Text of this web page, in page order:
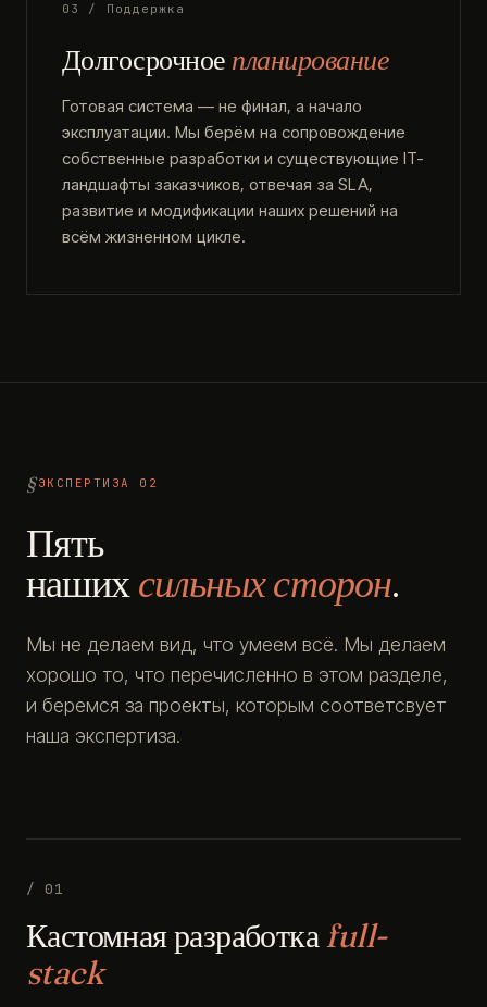
03 / Поддержка
Долгосрочное планирование
Готовая система — не финал, а начало
эксплуатации. Мы берём на сопровождение
собственные разработки и существующие IT-
ландшафты заказчиков, отвечая за SLA,
развитие и модификации наших решений на
всём жизненном цикле.
ЭКСПЕРТИЗА 02
Пять
нашихсильных сторон.
Мы не делаем вид, что умеем всё. Мы делаем
хорошо то, что перечисленно в этом разделе,
и беремся за проекты, которым соответсвует
наша экспертиза.
/ 01
Кастомная разработкаfull-
stack